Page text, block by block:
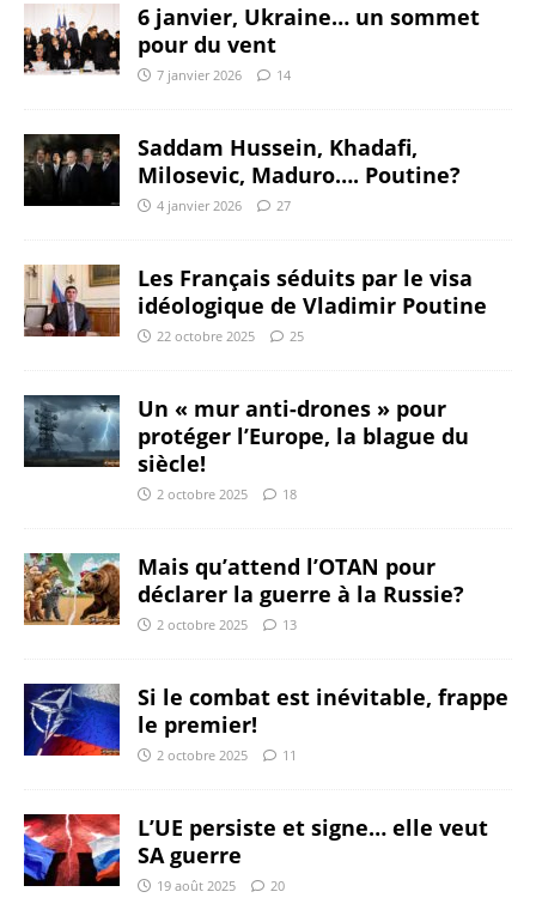
6 janvier, Ukraine… un sommet
pour du vent
7 janvier 2026 14
Saddam Hussein, Khadafi,
Milosevic, Maduro…. Poutine?
4 janvier 2026 27
Les Français séduits par le visa
idéologique de Vladimir Poutine
22 octobre 2025 25
Un « mur anti-drones » pour
protéger l’Europe, la blague du
siècle!
2 octobre 2025 18
Mais qu’attend l’OTAN pour
déclarer la guerre à la Russie?
2 octobre 2025 13
Si le combat est inévitable, frappe
le premier!
2 octobre 2025 11
L’UE persiste et signe… elle veut
SA guerre
19 août 2025 20